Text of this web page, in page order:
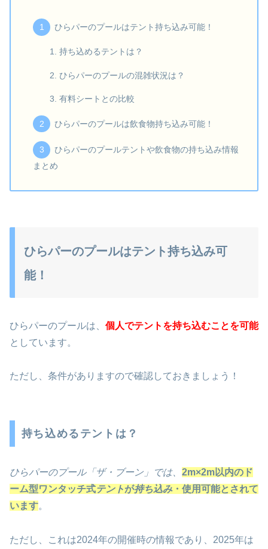
ひらパーのプールはテント持ち込み可能！
持ち込めるテントは？
ひらパーのプールの混雑状況は？
有料シートとの比較
ひらパーのプールは飲食物持ち込み可能！
ひらパーのプールテントや飲食物の持ち込み情報
まとめ
ひらパーのプールはテント持ち込み可
能！
ひらパーのプールは、 個人でテントを持ち込むことを可能
としています。
ただし、条件がありますので確認しておきましょう！
持ち込めるテントは？
ひらパーのプール「ザ・ブーン」では、 2m×2m以内のド
ーム型ワンタッチ式テントが持ち込み・使用可能とされて
います。
ただし、これは2024年の開催時の情報であり、2025年は